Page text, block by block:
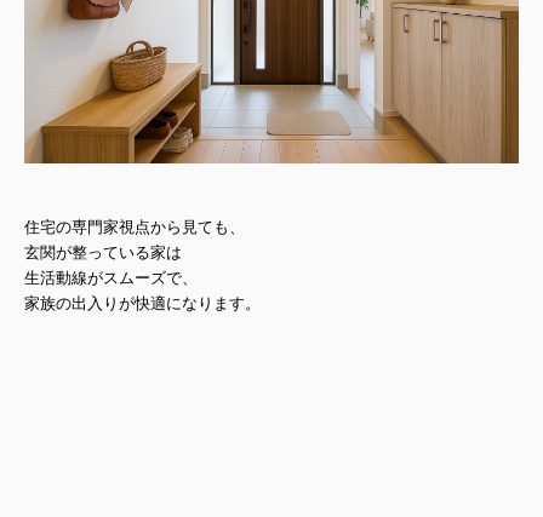
住宅の専門家視点から見ても、
玄関が整っている家は
生活動線がスムーズで、
家族の出入りが快適になります。